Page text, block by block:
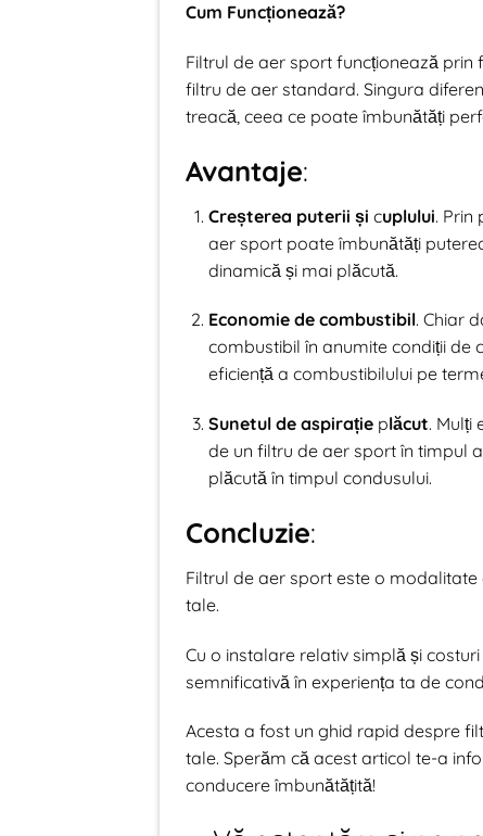
Cum Funcționează?
Filtrul de aer sport funcționează
filtru de aer standard. Singura
treacă, ceea ce poate îmbunătăți
Avantaje:
Creșterea puterii și cuplului. Prin
aer sport poate îmbunătăți
dinamică și mai plăcută.
Economie de combustibil. Chiar
combustibil în anumite condiții
eficiență a combustibilului pe
Sunetul de aspirație plăcut. Mulți
de un filtru de aer sport în timpul
plăcută în timpul condusului.
Concluzie:
Filtrul de aer sport este o
tale.
Cu o instalare relativ simplă și
semnificativă în experiența ta de
Acesta a fost un ghid rapid despre
tale. Sperăm că acest articol te-a
conducere îmbunătățită!